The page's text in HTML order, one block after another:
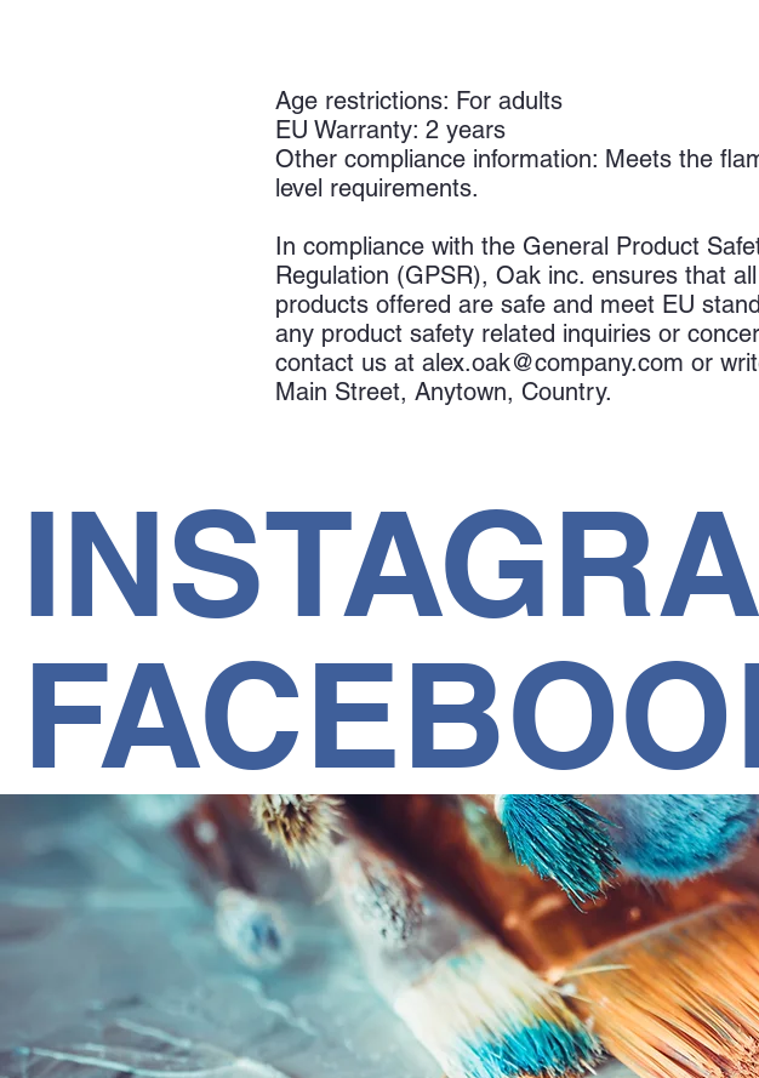
Age restrictions: For adults
EU Warranty: 2 years
Other compliance information: Meets the
level requirements.
In compliance with the General Product
Regulation (GPSR), Oak inc. ensures that
products offered are safe and meet EU
any product safety related inquiries or
contact us at alex.oak@company.com or
Main Street, Anytown, Country.